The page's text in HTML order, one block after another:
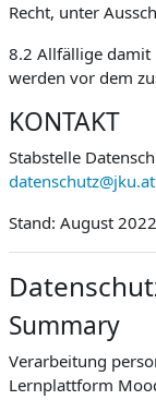
Recht, unter
8.2 Allfällige damit
werden vor dem
KONTAKT
Stabstelle
datenschutz@jku.at
Stand: August 2022
Summary
Verarbeitung
Lernplattform